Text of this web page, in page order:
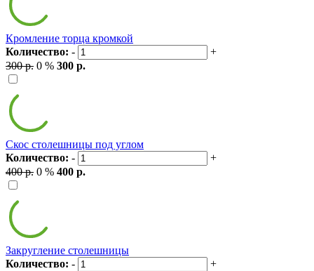
Кромление торца кромкой
Количество: -
+
300 р. 0 % 300 р.
Скос столешницы под углом
Количество: -
+
400 р. 0 % 400 р.
Закругление столешницы
Количество: -
+